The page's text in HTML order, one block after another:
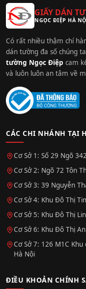
GIẤY DÁN
NGỌC ĐIỆP HÀ
Có rất nhiều thậm chí
dán tường đa số chúng
tường Ngọc Điệp cam
và luôn luôn an tâm về
CÁC CHI NHÁNH TẠI
Cơ Sở 1: Số 29 Ngõ
Cơ Sở 2: Ngõ 72 Tôn
Cơ Sở 3: 39 Nguyễn
Cơ Sở 4: Khu Đô Thị
Cơ Sở 5: Khu Đô Thị
Cơ Sở 6: Khu Đô Thị
Cơ Sở 7: 126 M1C
Hà Nội
ĐIỀU KHOẢN CHÍNH